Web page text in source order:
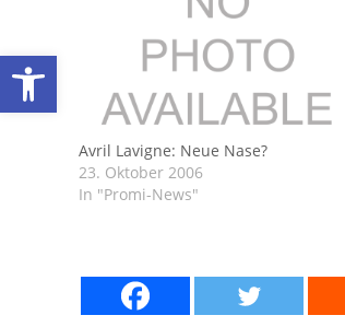
Werkzeugleiste
Avril Lavigne: Neue Nase?
23. Oktober 2006
In "Promi-News"